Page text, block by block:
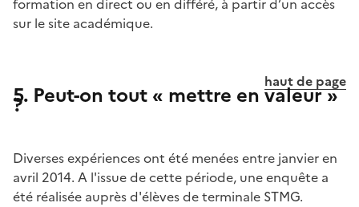
sur le site académique.
haut de page
5. Peut-on tout « mettre en valeur »
?
Diverses expériences ont été menées entre janvier en
avril 2014. A l'issue de cette période, une enquête a
été réalisée auprès d'élèves de terminale STMG.